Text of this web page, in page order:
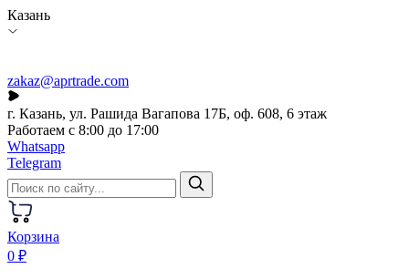
Казань
zakaz@aprtrade.com
г. Казань, ул. Рашида Вагапова 17Б, оф. 608, 6 этаж
Работаем с 8:00 до 17:00
Whatsapp
Telegram
Корзина
0 ₽